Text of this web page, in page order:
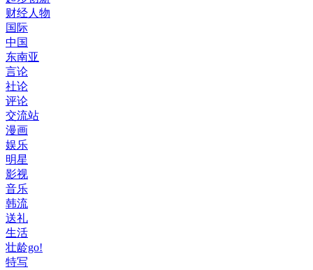
财经人物
国际
中国
东南亚
言论
社论
评论
交流站
漫画
娱乐
明星
影视
音乐
韩流
送礼
生活
壮龄go!
特写